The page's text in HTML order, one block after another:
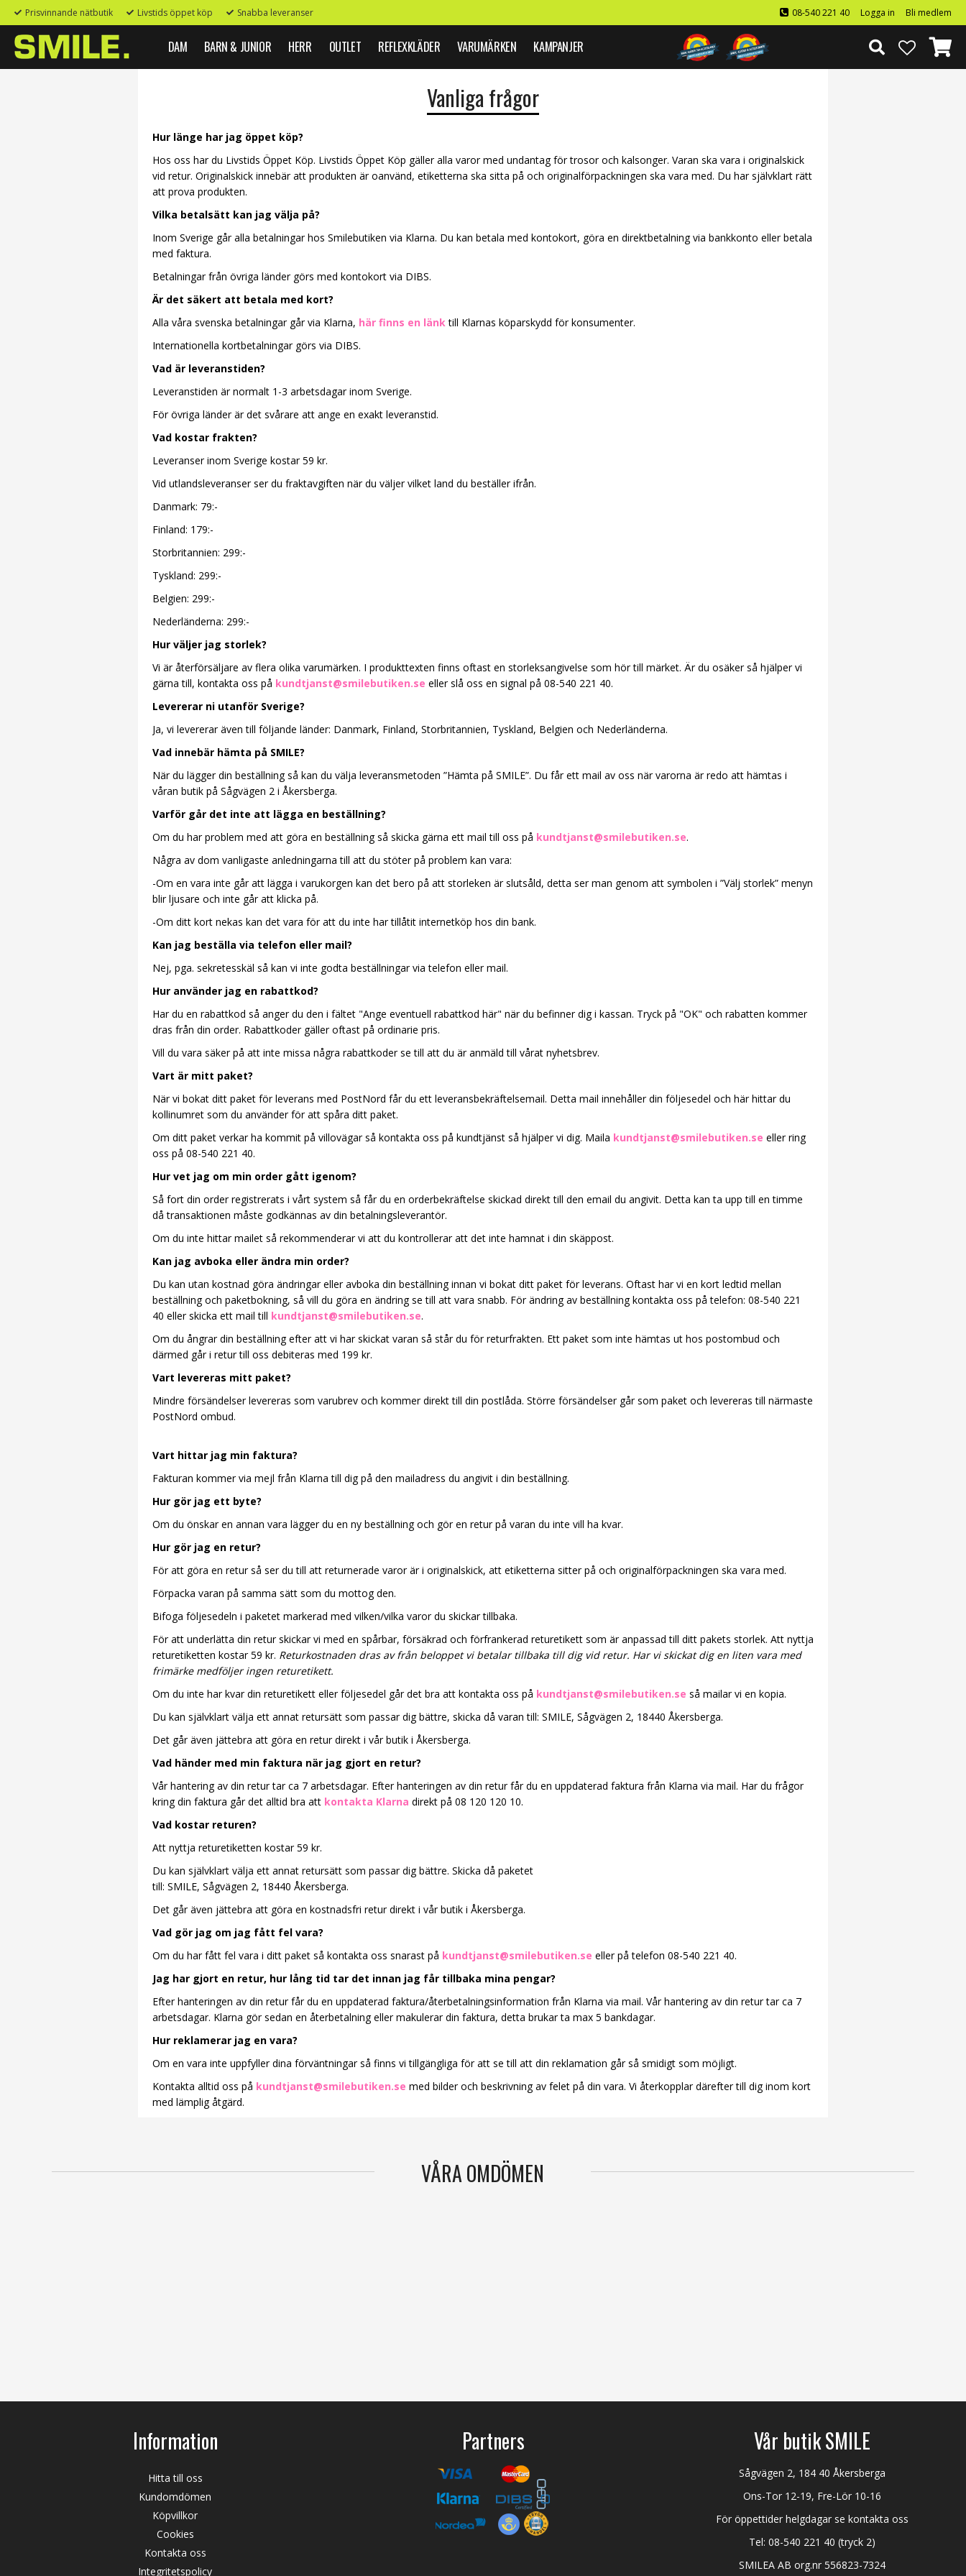
Prisvinnande nätbutik Livstids öppet köp Snabba leveranser 08-540 221 40 Logga in Bli medlem
DAM BARN & JUNIOR HERR OUTLET REFLEXKLÄDER VARUMÄRKEN KAMPANJER
Vanliga frågor
Hur länge har jag öppet köp?
Hos oss har du Livstids Öppet Köp. Livstids Öppet Köp gäller alla varor med undantag för trosor och kalsonger. Varan ska vara i originalskick
vid retur. Originalskick innebär att produkten är oanvänd, etiketterna ska sitta på och originalförpackningen ska vara med. Du har självklart rätt
att prova produkten.
Vilka betalsätt kan jag välja på?
Inom Sverige går alla betalningar hos Smilebutiken via Klarna. Du kan betala med kontokort, göra en direktbetalning via bankkonto eller betala
med faktura.
Betalningar från övriga länder görs med kontokort via DIBS.
Är det säkert att betala med kort?
Alla våra svenska betalningar går via Klarna, här finns en länktill Klarnas köparskydd för konsumenter.
Internationella kortbetalningar görs via DIBS.
Vad är leveranstiden?
Leveranstiden är normalt 1-3 arbetsdagar inom Sverige.
För övriga länder är det svårare att ange en exakt leveranstid.
Vad kostar frakten?
Leveranser inom Sverige kostar 59 kr.
Vid utlandsleveranser ser du fraktavgiften när du väljer vilket land du beställer ifrån.
Danmark: 79:-
Finland: 179:-
Storbritannien: 299:-
Tyskland: 299:-
Belgien: 299:-
Nederländerna: 299:-
Hur väljer jag storlek?
Vi är återförsäljare av flera olika varumärken. I produkttexten finns oftast en storleksangivelse som hör till märket. Är du osäker så hjälper vi
gärna till, kontakta oss på kundtjanst@smilebutiken.se eller slå oss en signal på 08-540 221 40.
Levererar ni utanför Sverige?
Ja, vi levererar även till följande länder: Danmark, Finland, Storbritannien, Tyskland, Belgien och Nederländerna.
Vad innebär hämta på SMILE?
När du lägger din beställning så kan du välja leveransmetoden ”Hämta på SMILE”. Du får ett mail av oss när varorna är redo att hämtas i
våran butik på Sågvägen 2 i Åkersberga.
Varför går det inte att lägga en beställning?
Om du har problem med att göra en beställning så skicka gärna ett mail till oss på kundtjanst@smilebutiken.se.
Några av dom vanligaste anledningarna till att du stöter på problem kan vara:
-Om en vara inte går att lägga i varukorgen kan det bero på att storleken är slutsåld, detta ser man genom att symbolen i ”Välj storlek” menyn
blir ljusare och inte går att klicka på.
-Om ditt kort nekas kan det vara för att du inte har tillåtit internetköp hos din bank.
Kan jag beställa via telefon eller mail?
Nej, pga. sekretesskäl så kan vi inte godta beställningar via telefon eller mail.
Hur använder jag en rabattkod?
Har du en rabattkod så anger du den i fältet "Ange eventuell rabattkod här" när du befinner dig i kassan. Tryck på "OK" och rabatten kommer
dras från din order. Rabattkoder gäller oftast på ordinarie pris.
Vill du vara säker på att inte missa några rabattkoder se till att du är anmäld till vårat nyhetsbrev.
Vart är mitt paket?
När vi bokat ditt paket för leverans med PostNord får du ett leveransbekräftelsemail. Detta mail innehåller din följesedel och här hittar du
kollinumret som du använder för att spåra ditt paket.
Om ditt paket verkar ha kommit på villovägar så kontakta oss på kundtjänst så hjälper vi dig. Maila kundtjanst@smilebutiken.se eller ring
oss på 08-540 221 40.
Hur vet jag om min order gått igenom?
Så fort din order registrerats i vårt system så får du en orderbekräftelse skickad direkt till den email du angivit. Detta kan ta upp till en timme
då transaktionen måste godkännas av din betalningsleverantör.
Om du inte hittar mailet så rekommenderar vi att du kontrollerar att det inte hamnat i din skäppost.
Kan jag avboka eller ändra min order?
Du kan utan kostnad göra ändringar eller avboka din beställning innan vi bokat ditt paket för leverans. Oftast har vi en kort ledtid mellan
beställning och paketbokning, så vill du göra en ändring se till att vara snabb. För ändring av beställning kontakta oss på telefon: 08-540 221
40 eller skicka ett mail till kundtjanst@smilebutiken.se.
Om du ångrar din beställning efter att vi har skickat varan så står du för returfrakten. Ett paket som inte hämtas ut hos postombud och
därmed går i retur till oss debiteras med 199 kr.
Vart levereras mitt paket?
Mindre försändelser levereras som varubrev och kommer direkt till din postlåda. Större försändelser går som paket och levereras till närmaste
PostNord ombud.
Vart hittar jag min faktura?
Fakturan kommer via mejl från Klarna till dig på den mailadress du angivit i din beställning.
Hur gör jag ett byte?
Om du önskar en annan vara lägger du en ny beställning och gör en retur på varan du inte vill ha kvar.
Hur gör jag en retur?
För att göra en retur så ser du till att returnerade varor är i originalskick, att etiketterna sitter på och originalförpackningen ska vara med.
Förpacka varan på samma sätt som du mottog den.
Bifoga följesedeln i paketet markerad med vilken/vilka varor du skickar tillbaka.
För att underlätta din retur skickar vi med en spårbar, försäkrad och förfrankerad returetikett som är anpassad till ditt pakets storlek. Att nyttja
returetiketten kostar 59 kr. Returkostnaden dras av från beloppet vi betalar tillbaka till dig vid retur. Har vi skickat dig en liten vara med
frimärke medföljer ingen returetikett.
Om du inte har kvar din returetikett eller följesedel går det bra att kontakta oss på kundtjanst@smilebutiken.se så mailar vi en kopia.
Du kan självklart välja ett annat retursätt som passar dig bättre, skicka då varan till: SMILE, Sågvägen 2, 18440 Åkersberga.
Det går även jättebra att göra en retur direkt i vår butik i Åkersberga.
Vad händer med min faktura när jag gjort en retur?
Vår hantering av din retur tar ca 7 arbetsdagar. Efter hanteringen av din retur får du en uppdaterad faktura från Klarna via mail. Har du frågor
kring din faktura går det alltid bra att kontakta Klarna direkt på 08 120 120 10.
Vad kostar returen?
Att nyttja returetiketten kostar 59 kr.
Du kan självklart välja ett annat retursätt som passar dig bättre. Skicka då paketet
till: SMILE, Sågvägen 2, 18440 Åkersberga.
Det går även jättebra att göra en kostnadsfri retur direkt i vår butik i Åkersberga.
Vad gör jag om jag fått fel vara?
Om du har fått fel vara i ditt paket så kontakta oss snarast på kundtjanst@smilebutiken.se eller på telefon 08-540 221 40.
Jag har gjort en retur, hur lång tid tar det innan jag får tillbaka mina pengar?
Efter hanteringen av din retur får du en uppdaterad faktura/återbetalningsinformation från Klarna via mail. Vår hantering av din retur tar ca 7
arbetsdagar. Klarna gör sedan en återbetalning eller makulerar din faktura, detta brukar ta max 5 bankdagar.
Hur reklamerar jag en vara?
Om en vara inte uppfyller dina förväntningar så finns vi tillgängliga för att se till att din reklamation går så smidigt som möjligt.
Kontakta alltid oss på kundtjanst@smilebutiken.se med bilder och beskrivning av felet på din vara. Vi återkopplar därefter till dig inom kort
med lämplig åtgärd.
VÅRA OMDÖMEN
Information
Hitta till oss
Kundomdömen
Köpvillkor
Cookies
Kontakta oss
Integritetspolicy
Partners Vår butik SMILE
Sågvägen 2, 184 40 Åkersberga
Ons-Tor 12-19, Fre-Lör 10-16
För öppettider helgdagar se kontakta oss
Tel:08-540 221 40 (tryck 2)
SMILEA AB org.nr 556823-7324